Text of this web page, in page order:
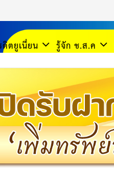
ดิตยูเนี่ยน รู้จัก ช.ส.ค